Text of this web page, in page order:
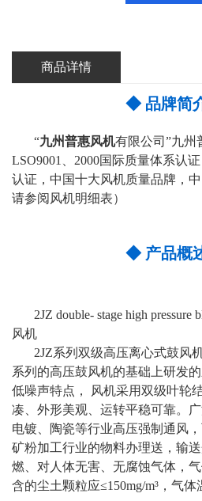
商品详情
◆ 品牌简
“九州普惠风机有限公司”九州
LSO9001、2000国际质量体系认
认证，中国十大风机质量品牌，
请参阅风机明细表）
◆ 产品概
2JZ double- stage high
风机
2JZ系列双级高压离心式鼓风
系列的高压鼓风机的基础上研发
低噪声特点， 风机采用双级叶轮
凑、外形美观、运转平稳可靠。
电镀、陶瓷等行业高压强制通风
矿粉加工行业的物料办理送，输
燃、对人体无害、无腐蚀气体，
含的尘土颗粒应≤150mg/m³，气体